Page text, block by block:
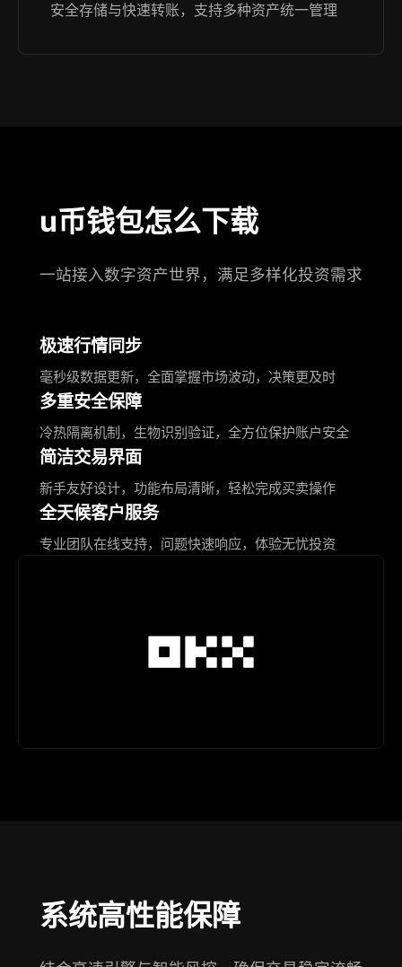
安全存储与快速转账，支持多种资产统一管理
u币钱包怎么下载
一站接入数字资产世界，满足多样化投资需求
极速行情同步
毫秒级数据更新，全面掌握市场波动，决策更及时
多重安全保障
冷热隔离机制，生物识别验证，全方位保护账户安全
简洁交易界面
新手友好设计，功能布局清晰，轻松完成买卖操作
全天候客户服务
专业团队在线支持，问题快速响应，体验无忧投资
系统高性能保障